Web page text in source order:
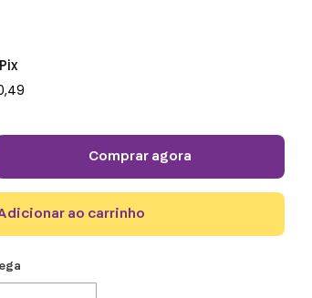
,49
comprar agora
adicionar ao carrinho